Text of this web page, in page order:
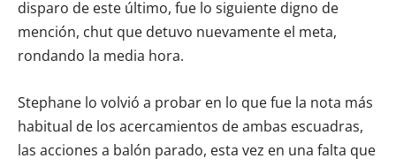
disparo de este último, fue lo siguiente digno de
mención, chut que detuvo nuevamente el meta,
rondando la media hora.
Stephane lo volvió a probar en lo que fue la nota más
habitual de los acercamientos de ambas escuadras,
las acciones a balón parado, esta vez en una falta que